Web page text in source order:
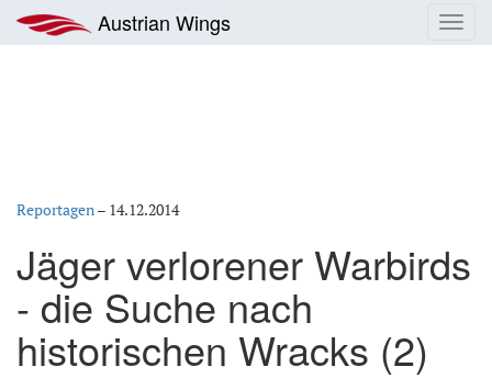
Inhalt
springen
Austrian Wings
Reportagen– 14.12.2014
Jäger verlorener Warbirds
- die Suche nach
historischen Wracks (2)